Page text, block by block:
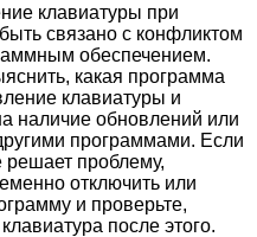
клавиатуры при
связано с конфликтом
обеспечением.
какая программа
клавиатуры и
наличие обновлений или
программами. Если
проблему,
отключить или
и проверьте,
после этого.